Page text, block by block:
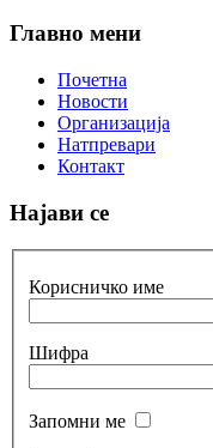
Главно мени
Почетна
Новости
Организација
Натпревари
Контакт
Најави се
Корисничко име
Шифра
Запомни ме